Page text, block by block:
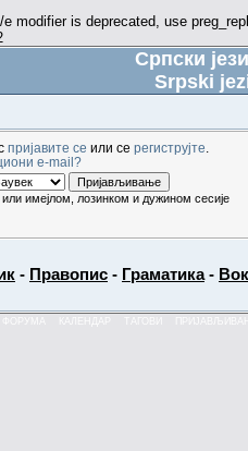
e modifier is deprecated, use
Српски
Srpski
пријавите се или се региструјте
e-mail?
имејлом, лозинком и дужином сесије
- Правопис - Граматика-
КАЛЕНДАР